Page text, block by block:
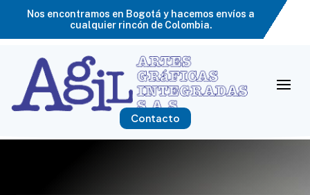
Nos encontramos en Bogotá y hacemos envíos a
cualquier rincón de Colombia.
Contacto